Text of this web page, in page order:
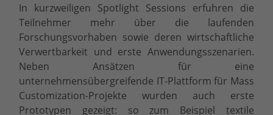
In kurzweiligen Spotlight Sessions erfuhren die
Teilnehmer mehr über die laufenden
Forschungsvorhaben sowie deren wirtschaftliche
Verwertbarkeit und erste Anwendungsszenarien.
Neben Ansätzen für eine
unternehmensübergreifende IT-Plattform für Mass
Customization-Projekte wurden auch erste
Prototypen gezeigt: so zum Beispiel textile